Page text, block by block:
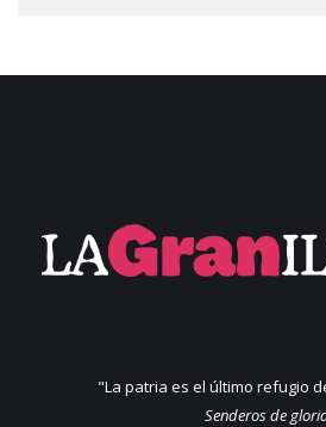
"La patria es el último refugio
Senderos de